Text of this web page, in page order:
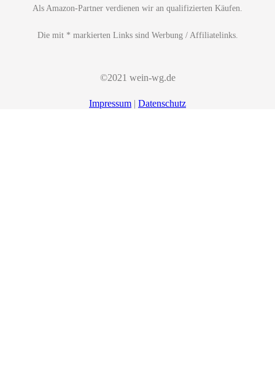
Als Amazon-Partner verdienen wir an qualifizierten Käufen.
Die mit * markierten Links sind Werbung / Affiliatelinks.
©2021 wein-wg.de
Impressum | Datenschutz